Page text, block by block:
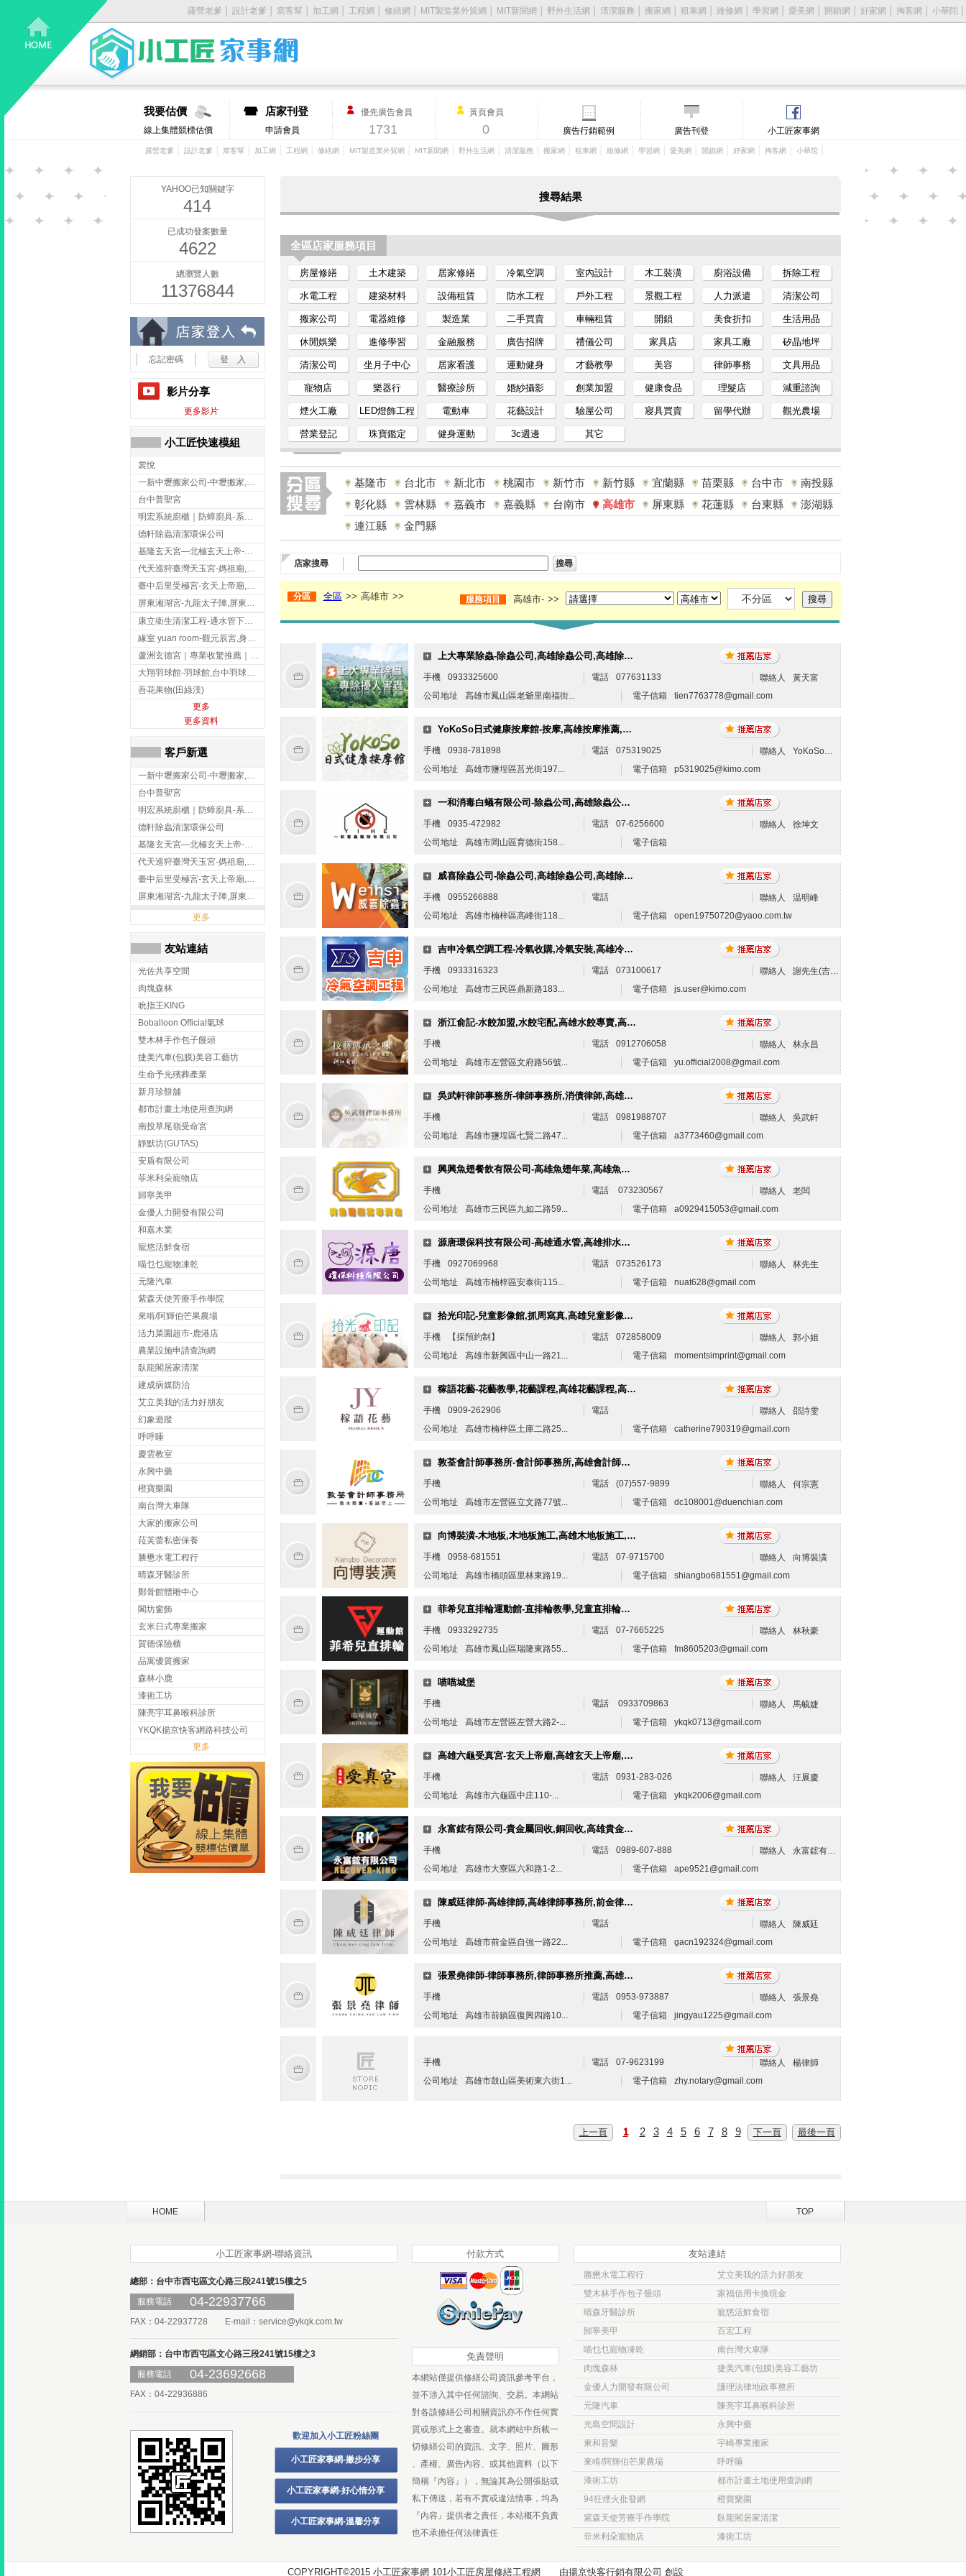
居
家
大
找
它
露營老爹 設計老爹 窩客幫 加工網 工程網 修繕網 MIT製造業外貿網 MIT新聞網 野外生活網 清潔服務 搬家網 租車網 維修網 學習網 愛美網 開鎖網 好家網 掏客網 小華陀
我要估價
線上集體競標估價
店家刊登
申請會員
優先廣告會員
1731
黃頁會員
0 廣告行銷範例 廣告刊登 小工匠家事網
露營老爹 設計老爹 窩客幫 加工網│ 工程網│ 修繕網│ MIT製造業外貿網│ MIT新聞網│ 野外生活網│ 清潔服務 搬家網│ 租車網│ 維修網│ 學習網│ 愛美網│ 開鎖網│ 好家網│ 掏客網 小華陀│
YAHOO已知關鍵字
414
已成功發案數量
4622
總瀏覽人數
11376844
忘記密碼
影片分享
更多影片
小工匠快速模組
裳悅
一新中壢搬家公司-中壢搬家,中壢搬家公司推薦,桃園搬家推薦,桃園搬家公司
台中普聖宮
明宏系統廚櫃｜防蟑廚具-系統廚櫃安裝,台中系統廚櫃安裝,彰化系統廚櫃安裝,台南系統廚櫃安裝,台中防蟑
德軒除蟲清潔環保公司
基隆玄天宮—北極玄天上帝-玄天上帝廟,拜玄天上帝,基隆玄天上帝廟,安樂區玄天上帝廟,
代天巡狩臺灣天玉宮-媽祖廟,拜媽祖,雲林媽祖廟,雲林拜媽祖,
臺中后里受極宮-玄天上帝廟,拜玄天上帝,台中玄天上帝廟,后里玄天上帝廟,
屏東湘湖宮-九龍太子陣,屏東九龍太子陣
康立衛生清潔工程-通水管下水道 清排水溝 台北抽水肥 台北洗污水管 桃園洗污水管下水道
緣室 yuan room-觀元辰宮,身心靈課程,台中觀元辰宮,台中身心靈課程,西屯觀元辰宮
蘆洲玄德宮｜專業收驚推薦｜問事服務｜點燈祭改｜補財補運-玄天上帝廟,問事,台北玄天上帝廟,蘆洲問事,
大翔羽球館-羽球館,台中羽球館,台中羽球場地出租,台中專業羽球館
吾花果物(田綠渼)
更多
更多資料
客戶新選
一新中壢搬家公司-中壢搬家,中壢搬家公司推薦,桃園搬家推薦,桃園搬家公司
台中普聖宮
明宏系統廚櫃｜防蟑廚具-系統廚櫃安裝,台中系統廚櫃安裝,彰化系統廚櫃安裝,台南系統廚櫃安裝,台中防蟑
德軒除蟲清潔環保公司
基隆玄天宮—北極玄天上帝-玄天上帝廟,拜玄天上帝,基隆玄天上帝廟,安樂區玄天上帝廟,
代天巡狩臺灣天玉宮-媽祖廟,拜媽祖,雲林媽祖廟,雲林拜媽祖,
臺中后里受極宮-玄天上帝廟,拜玄天上帝,台中玄天上帝廟,后里玄天上帝廟,
屏東湘湖宮-九龍太子陣,屏東九龍太子陣
更多
友站連結
光佐共享空間
肉塊森林
吮指王KING
Boballoon Official氣球
雙木林手作包子饅頭
捷美汽車(包膜)美容工藝坊
生命予光殯葬產業
新月珍餅舖
都市計畫土地使用查詢網
南投草尾嶺受命宮
靜默坊(GUTAS)
安盾有限公司
菲米利朵寵物店
歸寧美甲
金優人力開發有限公司
和嘉木業
寵悠活鮮食宿
喵乜乜寵物凍乾
元隆汽車
紫森天使芳療手作學院
來啃/阿輝伯芒果農場
活力菜園超市-鹿港店
農業設施申請查詢網
臥龍閣居家清潔
建成病媒防治
艾立美我的活力好朋友
幻象遊蹤
呼呼睡
慶雲教室
永興中藥
橙寶樂園
南台灣大車隊
大家的搬家公司
菈芙蕾私密保養
勝懋水電工程行
晴森牙醫診所
鄭骨館體雕中心
閣坊窗飾
玄米日式專業搬家
賀德保險櫃
品寓優質搬家
森林小鹿
漆術工坊
陳亮宇耳鼻喉科診所
YKQK揚京快客網路科技公司
更多
搜尋結果
全區店家服務項目
房屋修繕 土木建築 居家修繕 冷氣空調 室內設計 木工裝潢 廚浴設備 拆除工程
水電工程 建築材料 設備租賃 防水工程 戶外工程 景觀工程 人力派遣 清潔公司
搬家公司 電器維修 製造業 二手買賣 車輛租賃 開鎖 美食折扣 生活用品
休閒娛樂 進修學習 金融服務 廣告招牌 禮儀公司 家具店 家具工廠 矽晶地坪
清潔公司 坐月子中心 居家看護 運動健身 才藝教學 美容 律師事務 文具用品
寵物店 樂器行 醫療診所 婚紗攝影 創業加盟 健康食品 理髮店 減重諮詢
煙火工廠 LED燈飾工程 電動車 花藝設計 驗屋公司 寢具買賣 留學代辦 觀光農場
營業登記 珠寶鑑定 健身運動 3c週邊 其它
基隆市 台北市 新北市 桃園市 新竹市 新竹縣 宜蘭縣 苗栗縣 台中市
南投縣
彰化縣
雲林縣 嘉義市 嘉義縣 台南市 高雄市 屏東縣 花蓮縣 台東縣
澎湖縣
連江縣
金門縣
店家搜尋
分區 全區 >> 高雄市 >> 服務項目 高雄市- >>
上大專業除蟲-除蟲公司,高雄除蟲公司,高雄除蟲,高雄除蟲推薦,高雄除白蟻
手機 0933325600 電話 077631133 聯絡人
黃天富
公司地址
高雄市鳳山區老爺里南福街... 電子信箱 tien7763778@gmail.com
YoKoSo日式健康按摩館-按摩,高雄按摩推薦,高雄視障按摩,鹽埕按摩
手機 0938-781898 電話 075319025 聯絡人
YoKoSo日式健康按摩館-高雄按摩
公司地址
高雄市鹽埕區莒光街197... 電子信箱 p5319025@kimo.com
一和消毒白蟻有限公司-除蟲公司,高雄除蟲公司,岡山除蟲公司
手機 0935-472982 電話 07-6256600 聯絡人
徐坤文
公司地址
高雄市岡山區育德街158... 電子信箱
威喜除蟲公司-除蟲公司,高雄除蟲公司,高雄除白蟻,高雄除蟲,白蟻防治
手機 0955266888 電話 聯絡人
温明峰
公司地址
高雄市楠梓區高峰街118... 電子信箱 open19750720@yaoo.com.tw
吉申冷氣空調工程-冷氣收購,冷氣安裝,高雄冷氣安裝,高雄冷氣收購,三民區冷氣安裝
手機 0933316323 電話 073100617 聯絡人
謝先生(吉申冷氣空調工程)
公司地址
高雄市三民區鼎新路183... 電子信箱 js.user@kimo.com
浙江俞記-水餃加盟,水餃宅配,高雄水餃專賣,高雄水餃宅配推薦
手機 電話 0912706058 聯絡人
林永昌
公司地址
高雄市左營區文府路56號... 電子信箱 yu.official2008@gmail.com
吳武軒律師事務所-律師事務所,消債律師,高雄律師事務所,鹽埕律師事務所
手機 電話 0981988707 聯絡人
吳武軒
公司地址
高雄市鹽埕區七賢二路47... 電子信箱 a3773460@gmail.com
興興魚翅餐飲有限公司-高雄魚翅年菜,高雄魚翅餐廳,高雄魚翅燕窩餐廳
手機 電話 073230567 聯絡人
老闆
公司地址
高雄市三民區九如二路59... 電子信箱 a0929415053@gmail.com
源唐環保科技有限公司-高雄通水管,高雄排水管堵塞,大社通水管,水刀通管
手機 0927069968 電話 073526173 聯絡人
林先生
公司地址
高雄市楠梓區安泰街115... 電子信箱 nuat628@gmail.com
拾光印記-兒童影像館,抓周寫真,高雄兒童影像館,高雄抓周寫真,高雄抓周派對
手機 【採預約制】 電話 072858009 聯絡人
郭小姐
公司地址
高雄市新興區中山一路21... 電子信箱 momentsimprint@gmail.com
稼語花藝-花藝教學,花藝課程,高雄花藝課程,高雄開幕花禮,楠梓花店
手機 0909-262906 電話 聯絡人
邵詩雯
公司地址
高雄市楠梓區土庫二路25... 電子信箱 catherine790319@gmail.com
敦荃會計師事務所-會計師事務所,高雄會計師事務所,三民區會計師,三民區記帳士
手機 電話 (07)557-9899 聯絡人
何宗憲
公司地址
高雄市左營區立文路77號... 電子信箱 dc108001@duenchian.com
向博裝潢-木地板,木地板施工,高雄木地板施工,高雄木地板推薦
手機 0958-681551 電話 07-9715700 聯絡人
向博裝潢
公司地址
高雄市橋頭區里林東路19... 電子信箱 shiangbo681551@gmail.com
菲希兒直排輪運動館-直排輪教學,兒童直排輪課程,高雄兒童直排輪課程
手機 0933292735 電話 07-7665225 聯絡人
林秋豪
公司地址
高雄市鳳山區瑞隆東路55... 電子信箱 fm8605203@gmail.com
喵喵城堡
手機 電話 0933709863 聯絡人
馬毓婕
公司地址
高雄市左營區左營大路2-... 電子信箱 ykqk0713@gmail.com
高雄六龜受真宮-玄天上帝廟,高雄玄天上帝廟,六龜玄天上帝廟,
手機 電話 0931-283-026 聯絡人
汪展慶
公司地址
高雄市六龜區中庄110-... 電子信箱 ykqk2006@gmail.com
永富鋐有限公司-貴金屬回收,銅回收,高雄貴金屬回收,高雄廢鐵回收,大寮區貴金屬回收
手機 電話 0989-607-888 聯絡人
永富鋐有限公司-貴金屬回收
公司地址
高雄市大寮區六和路1-2... 電子信箱 ape9521@gmail.com
陳威廷律師-高雄律師,高雄律師事務所,前金律師,前金律師事務所,律師推薦
手機 電話 聯絡人
陳威廷
公司地址
高雄市前金區自強一路22... 電子信箱 gacn192324@gmail.com
張景堯律師-律師事務所,律師事務所推薦,高雄律師事務所,民事律師
手機 電話 0953-973887 聯絡人
張景堯
公司地址
高雄市前鎮區復興四路10... 電子信箱 jingyau1225@gmail.com
手機 電話 07-9623199 聯絡人
楊律師
公司地址
高雄市鼓山區美術東六街1... 電子信箱 zhy.notary@gmail.com
上一頁 1 2 3 4 5 6 7 8 9 下一頁 最後一頁
HOME TOP
小工匠家事網-聯絡資訊
總部：台中市西屯區文心路三段241號15樓之5
服務電話
04-22937766
FAX：04-22937728 E-mail： service@ykqk.com.tw
網銷部：台中市西屯區文心路三段241號15樓之3
服務電話
04-23692668
FAX：04-22936886
歡迎加入小工匠粉絲團
小工匠家事網-撇步分享
小工匠家事網-好心情分享
小工匠家事網-溫馨分享
付款方式
免責聲明
本網站僅提供修繕公司資訊參考平台，
並不涉入其中任何諮詢、交易。本網站
對各該修繕公司相關資訊亦不作任何實
質或形式上之審查。就本網站中所載一
切修繕公司的資訊、文字、照片、圖形
、產權、廣告內容、或其他資料（以下
簡稱『內容』），無論其為公開張貼或
私下傳送，若有不實或違法情事，均為
『內容』提供者之責任，本站概不負責
也不承擔任何法律責任
友站連結
勝懋水電工程行
艾立美我的活力好朋友
雙木林手作包子饅頭
家福信用卡換現金
晴森牙醫診所
寵悠活鮮食宿
歸寧美甲
百宏工程
喵乜乜寵物凍乾
南台灣大車隊
肉塊森林
捷美汽車(包膜)美容工藝坊
金優人力開發有限公司
謙理法律地政事務所
元隆汽車
陳亮宇耳鼻喉科診所
光島空間設計
永興中藥
東和音樂
宇崎專業搬家
來啃/阿輝伯芒果農場
呼呼睡
漆術工坊
都市計畫土地使用查詢網
94狂煙火批發網
橙寶樂園
紫森天使芳療手作學院
臥龍閣居家清潔
菲米利朵寵物店
漆術工坊
COPYRIGHT©2015 小工匠家事網 101小工匠房屋修繕工程網 由揚京快客行銷有限公司 創設